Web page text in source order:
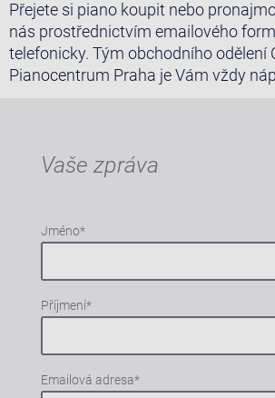
Přejete si piano koupit nebo
nás prostřednictvím emailového
telefonicky. Tým obchodního odělení
Pianocentrum Praha je Vám vždy
Vaše zpráva
Jméno*
Příjmení*
Emailová adresa*